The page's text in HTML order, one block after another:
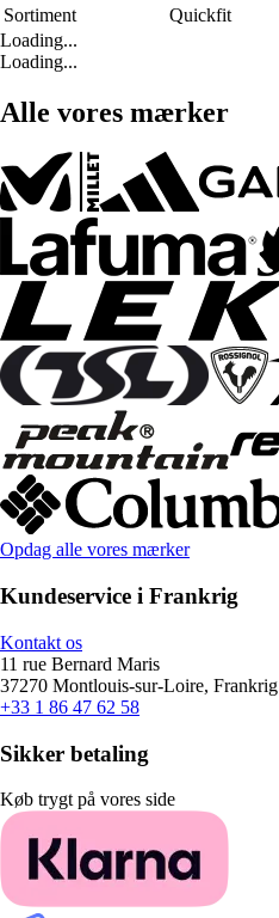
Sortiment
Quickfit
Loading...
Loading...
Alle vores mærker
Opdag alle vores mærker
Kundeservice i Frankrig
Kontakt os
11 rue Bernard Maris
37270 Montlouis-sur-Loire, Frankrig
+33 1 86 47 62 58
Sikker betaling
Køb trygt på vores side